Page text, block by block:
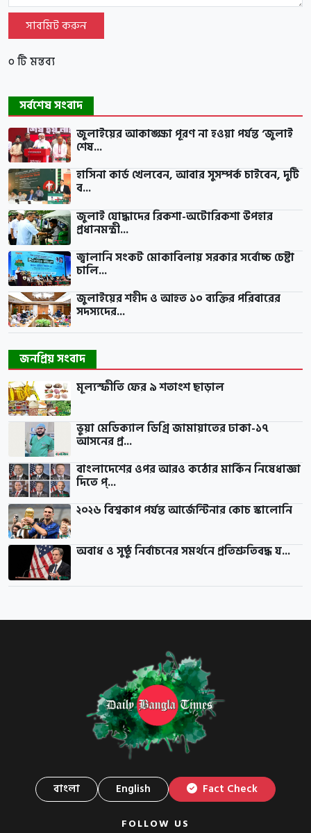
সাবমিট করুন
০ টি মন্তব্য
সর্বশেষ সংবাদ
জুলাইয়ের আকাঙ্ক্ষা পূরণ না হওয়া পর্যন্ত ‘জুলাই
শেষ...
হাসিনা কার্ড খেলবেন, আবার সুসম্পর্ক চাইবেন, দুটি
ব...
জুলাই যোদ্ধাদের রিকশা-অটোরিকশা উপহার
প্রধানমন্ত্রী...
জ্বালানি সংকট মোকাবিলায় সরকার সর্বোচ্চ চেষ্টা
চালি...
জুলাইয়ের শহীদ ও আহত ১০ ব্যক্তির পরিবারের
সদস্যদের...
জনপ্রিয় সংবাদ
মূল্যস্ফীতি ফের ৯ শতাংশ ছাড়াল
ভুয়া মেডিক্যাল ডিগ্রি জামায়াতের ঢাকা-১৭
আসনের প্র...
বাংলাদেশের ওপর আরও কঠোর মার্কিন নিষেধাজ্ঞা
দিতে প্...
২০২৬ বিশ্বকাপ পর্যন্ত আর্জেন্টিনার কোচ স্কালোনি
অবাধ ও সুষ্ঠু নির্বাচনের সমর্থনে প্রতিশ্রুতিবদ্ধ য...
বাংলা English Fact Check
FOLLOW US